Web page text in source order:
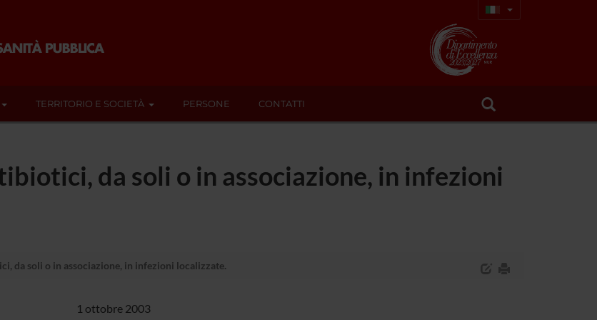
TERRITORIO E SOCIETÀ PERSONE CONTATTI
da soli o in associazione, in infezioni
da soli o in associazione, in infezioni localizzate.
1 ottobre 2003